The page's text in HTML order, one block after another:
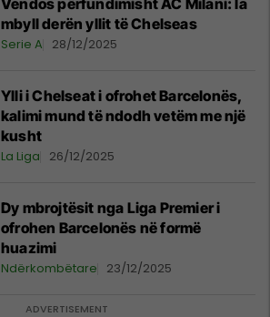
Vendos përfundimisht AC Milani: Ia
mbyll derën yllit të Chelseas
Serie A 28/12/2025
Ylli i Chelseat i ofrohet Barcelonës,
kalimi mund të ndodh vetëm me një
kusht
La Liga 26/12/2025
Dy mbrojtësit nga Liga Premier i
ofrohen Barcelonës në formë
huazimi
Ndërkombëtare 23/12/2025